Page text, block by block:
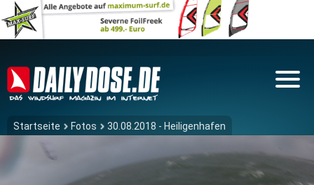
Startseite Fotos 30.08.2018 - Heiligenhafen